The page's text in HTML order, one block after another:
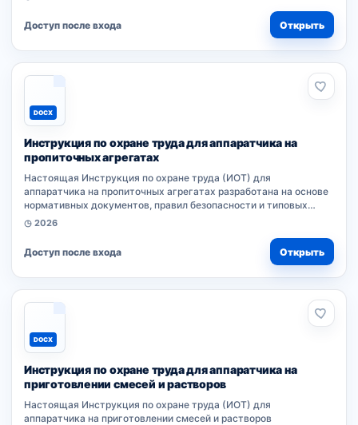
Доступ после входа Открыть
DOCX
Инструкция по охране труда для аппаратчика на
пропиточных агрегатах
Настоящая Инструкция по охране труда (ИОТ) для
аппаратчика на пропиточных агрегатах разработана на основе
нормативных документов, правил безопасности и типовых
требований к профессии. Документ устанавливает обязанности
◷ 2026
Доступ после входа Открыть
DOCX
Инструкция по охране труда для аппаратчика на
приготовлении смесей и растворов
Настоящая Инструкция по охране труда (ИОТ) для
аппаратчика на приготовлении смесей и растворов